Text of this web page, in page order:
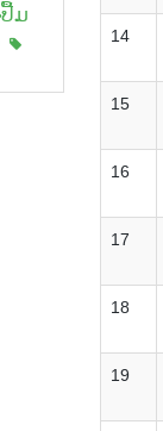
ປື້ມ
14
15
16
17
18
19